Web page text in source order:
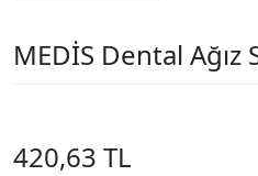
MEDİS Dental Ağız
420,63 TL